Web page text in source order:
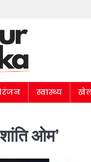
स्वास्थ्य
ओम’